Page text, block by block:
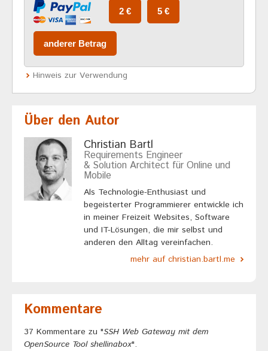
Hinweis zur Verwendung
Über den Autor
Christian Bartl
Requirements Engineer
& Solution Architect für Online und
Mobile
Als Technologie-Enthusiast und
begeisterter Programmierer entwickle ich
in meiner Freizeit Websites, Software
und IT-Lösungen, die mir selbst und
anderen den Alltag vereinfachen.
mehr auf christian.bartl.me
Kommentare
37 Kommentare zu "SSH Web Gateway mit dem
OpenSource Tool shellinabox".